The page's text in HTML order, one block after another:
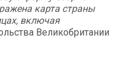
карта страны
включая
Великобритании